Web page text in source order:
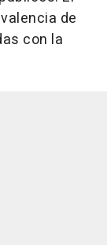
de
con la